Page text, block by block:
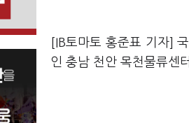
[IB토마토 홍준표 기자]
인 충남 천안 목천물류센